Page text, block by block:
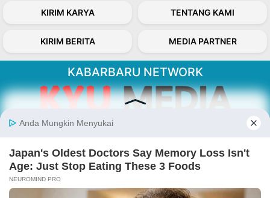
KIRIM KARYA TENTANG KAMI
KIRIM BERITA MEDIA PARTNER
KABARBARU NETWORK
Kabarbaru.co menyajikan berita aktual dan
inspiratif dari sudut pandang berbaik sangka